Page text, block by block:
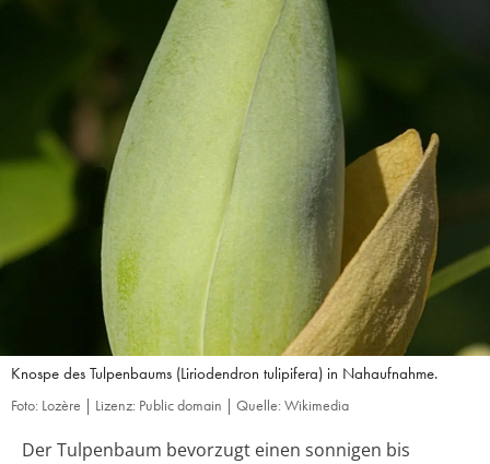
Knospe des Tulpenbaums (Liriodendron tulipifera) in Nahaufnahme.
Foto: Lozère | Lizenz: Public domain | Quelle: Wikimedia
Der Tulpenbaum bevorzugt einen sonnigen bis